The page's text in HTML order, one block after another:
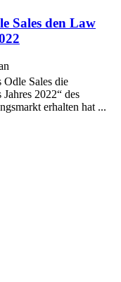
Sales den Law
Odle Sales die
2022“ des
erhalten hat ...